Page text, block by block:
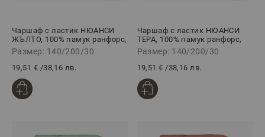
Чаршаф с ластик НЮАНСИ
ЖЪЛТО, 100% памук ранфорс,
140/200/30 см
Размер: 140/200/30
19,51 € /38,16 лв.
Чаршаф с ластик НЮАНСИ
ТЕРА, 100% памук ранфорс,
140/200/30 см
Размер: 140/200/30
19,51 € /38,16 лв.